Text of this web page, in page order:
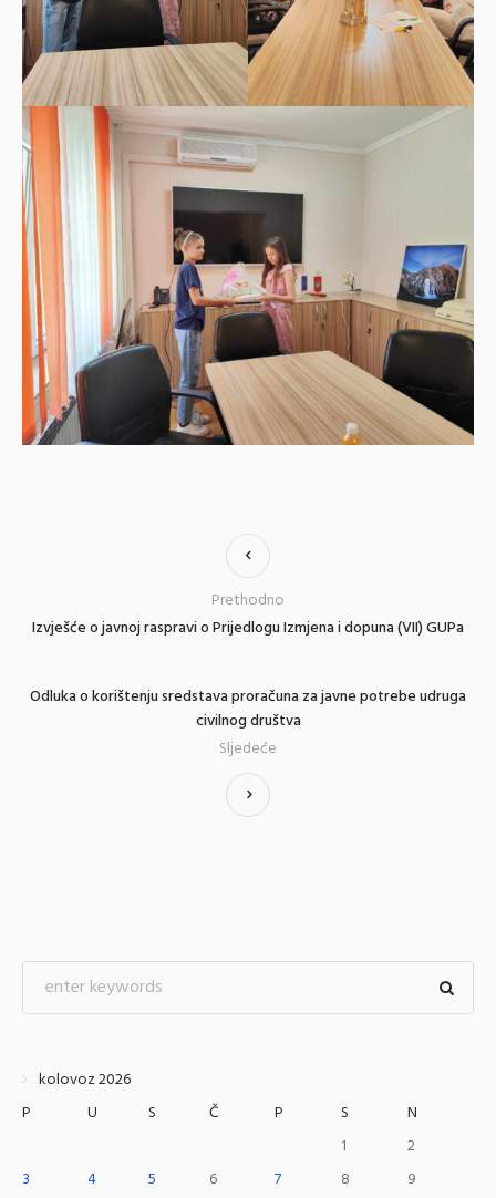
Izvješće o javnoj raspravi o Prijedlogu Izmjena i dopuna (VII) GUPa
Prethodno
Odluka o korištenju sredstava proračuna za javne potrebe udruga
civilnog društva
Sljedeće
kolovoz 2026
P
U S Č P S
N
1
2
3
4 5 6 7 8
9